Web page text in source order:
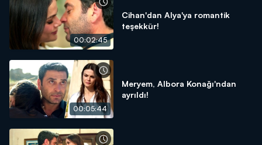
00:02:45
Cihan'dan Alya'ya romantik
teşekkür!
00:05:44
Meryem, Albora Konağı'ndan
ayrıldı!